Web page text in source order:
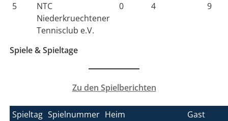
5
NTC
Niederkruechtener
Tennisclub e.V.
0 4 9
Spiele & Spieltage
Zu den Spielberichten
Spieltag Spielnummer Heim Gast